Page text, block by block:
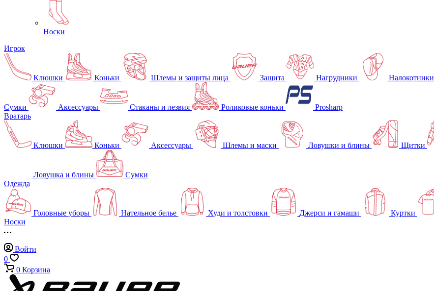
Носки
Игрок
Клюшки Коньки Шлемы и защиты лица Защита Нагрудники Налокотники
Сумки Аксессуары Стаканы и лезвия Роликовые коньки
Prosharp
Вратарь
Клюшки Коньки Аксессуары Шлемы и маски Ловушки и блины Щитки
Ловушка и блины
Сумки
Одежда
Головные уборы Нательное белье Худи и толстовки Джерси и гамаши Куртки
Носки
Войти
0
0 Корзина